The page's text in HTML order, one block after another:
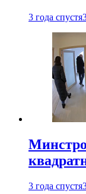
3 года спустя
3 года спустя